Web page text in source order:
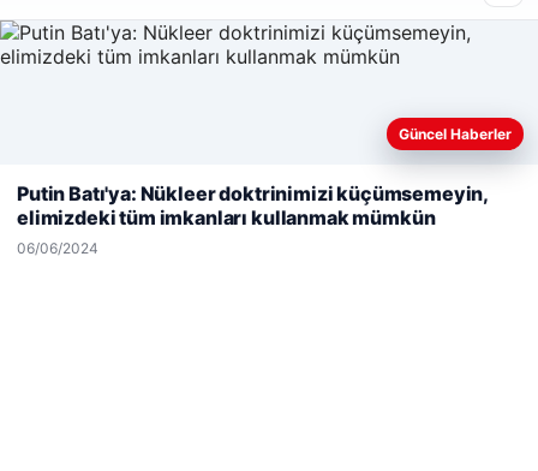
Enes Kaplan Avukatlık Bürosu
28/04/2026
© 2026 Neyak Güncel Haber Portalı
Web sitemizi nasıl kullandığınızı daha iyi anlayabilmek,
kullanıyoruz.Çerez Politikamız
Güncel Haberler
Putin Batı'ya: Nükleer doktrinimizi küçümsemeyin,
elimizdeki tüm imkanları kullanmak mümkün
06/06/2024